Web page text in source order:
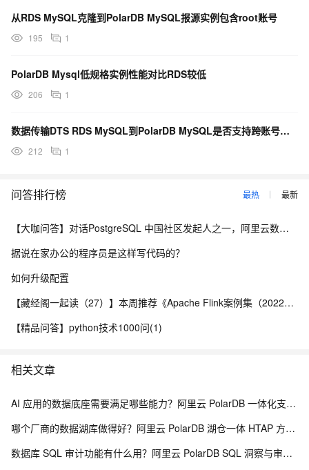
从RDS MySQL克隆到PolarDB MySQL报源实例包含root账号
195 1
PolarDB Mysql低规格实例性能对比RDS较低
206 1
数据传输DTS RDS MySQL到PolarDB MySQL是否支持跨账号同步
212 1
问答排行榜 最热 最新
【大咖问答】对话PostgreSQL 中国社区发起人之一，阿里云数据库高级专家 德哥
据说在家办公的程序员是这样写代码的？
如何升级配置
【藏经阁一起读（27）】本周推荐《Apache Flink案例集（2022版）》，你有哪些心得？
【精品问答】python技术1000问(1)
相关文章
AI 应用的数据底座需要满足哪些能力？阿里云 PolarDB 一体化支撑大模型 RAG 全解析
哪个厂商的数据湖库做得好？阿里云 PolarDB 湖仓一体 HTAP 方案深度解析
数据库 SQL 审计功能有什么用？阿里云 PolarDB SQL 洞察与审计解析